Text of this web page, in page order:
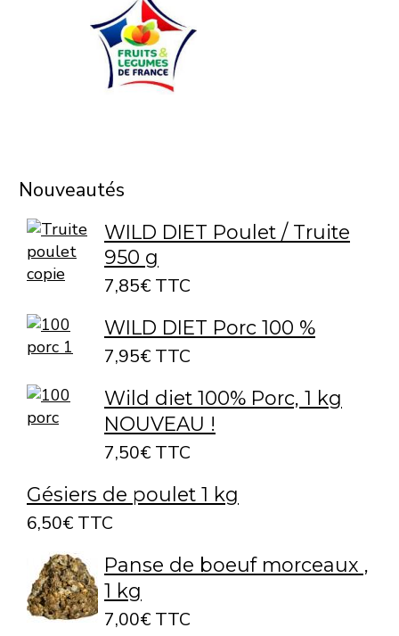
Nouveautés
WILD DIET Poulet / Truite
950 g
7,85€ TTC
WILD DIET Porc 100 %
7,95€ TTC
Wild diet 100% Porc, 1 kg
NOUVEAU !
7,50€ TTC
Gésiers de poulet 1 kg
6,50€ TTC
Panse de boeuf morceaux ,
1 kg
7,00€ TTC